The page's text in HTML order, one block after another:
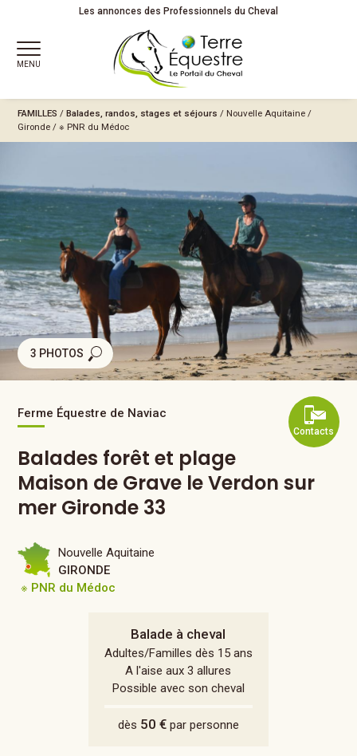
Les annonces des Professionnels du Cheval
MENU
FAMILLES /Balades, randos, stages et séjours / Nouvelle Aquitaine /
Gironde /※ PNR du Médoc
3 PHOTOS
Contacts
Ferme Équestre de Naviac
Balades forêt et plage
Maison de Grave le Verdon sur
mer Gironde 33
Balade à cheval
Adultes/Familles dès 15 ans
A l'aise aux 3 allures
Possible avec son cheval
dès 50 €par personne
Nouvelle Aquitaine
GIRONDE
※ PNR du Médoc